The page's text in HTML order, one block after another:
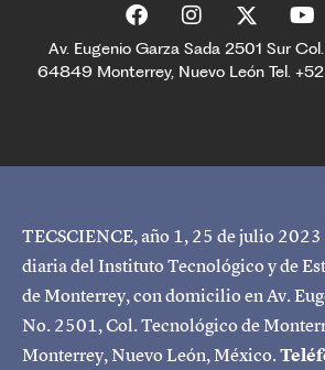
Av. Eugenio Garza Sada 2501 Sur
64849 Monterrey, Nuevo León Tel.
TECSCIENCE, año 1, 25 de julio
diaria del Instituto Tecnológico y de
de Monterrey, con domicilio en Av.
No. 2501, Col. Tecnológico de
Monterrey, Nuevo León, México.